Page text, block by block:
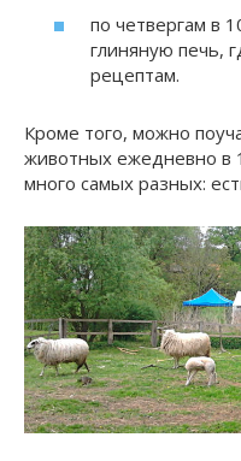
по четвергам в
глиняную печь,
рецептам.
Кроме того, можно
животных ежедневно в
много самых разных: